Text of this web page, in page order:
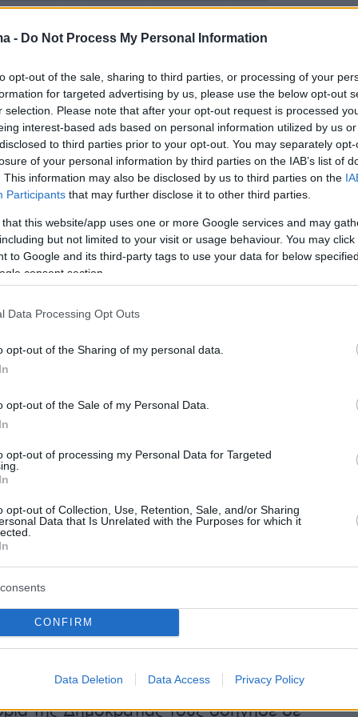
- Do Not Process My Personal Information
opt-out of the sale, sharing to third parties, or processing of your
for targeted advertising by us, please use the below opt-out
selection. Please note that after your opt-out request is processed
interest-based ads based on personal information utilized by us
to third parties prior to your opt-out. You may separately
of your personal information by third parties on the IAB’s list of
This information may also be disclosed by us to third parties on the
Participants that may further disclose it to other third parties.
that this website/app uses one or more Google services and may
but not limited to your visit or usage behaviour. You may
to Google and its third-party tags to use your data for below
consent section.
Data Processing Opt Outs
opt-out of the Sharing of my personal data.
opt-out of the Sale of my Personal Data.
opt-out of processing my Personal Data for Targeted
opt-out of Collection, Use, Retention, Sale, and/or Sharing
Data that Is Unrelated with the Purposes for which it
CONFIRM
Data Deletion Data Access Privacy Policy
τον εκλογικό στόχο «ούτε δραχμιστές,
υπάρχουν στη δική του κυβέρνηση.
ότι είναι άκαιρη η συνεργασία περί
καθώς ουδείς γνωρίζει από τώρα τους
που θα προκύψουν από τις
και υπενθυμίζει ότι είναι στρατηγική
ΠΑΣΟΚ η αυτόνομη πορεία και η διεκδίκηση
στη Νέα Δημοκρατία.
χρόνια θα αγωνιστούμε και θα τα
Η διαφορά μας με τη Νέα Δημοκρατία έπεσε
10%», λέει αναφερόμενος στα βήματα που
του στον ΣΚΑΙ ότι «τα στελέχη μας,
τις απόψεις τους στα όργανα του
ότι ο κ. Ανδρουλάκης θα στραφεί σε
του, την ώρα που και οΣΥΡΙΖΑ
ανακτήσει δημοσκοπικά εδάφη και να
«επιστροφή» του στη θέση της αξιωματικής
μέσω βημάτων υπέρ της συνεργασίας με τη
(μετά και την απόφασή της να ψηφίσει τη
Προεδρία της Δημοκρατίας).
για νομοθετικές πρωτοβουλίες του ΠΑΣΟΚ
αρκετές φάσεις, όμως η επιλογή υποψηφίου
της Δημοκρατίας τους οδήγησε σε